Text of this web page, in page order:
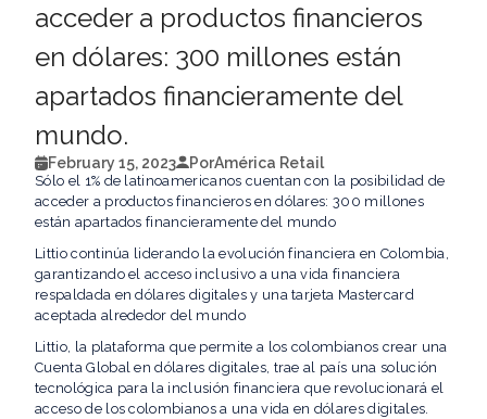
acceder a productos financieros
en dólares: 300 millones están
apartados financieramente del
mundo.
February 15, 2023 PorAmérica Retail
Sólo el 1% de latinoamericanos cuentan con la posibilidad de
acceder a productos financieros en dólares: 300 millones
están apartados financieramente del mundo
Littio continúa liderando la evolución financiera en Colombia,
garantizando el acceso inclusivo a una vida financiera
respaldada en dólares digitales y una tarjeta Mastercard
aceptada alrededor del mundo
Littio, la plataforma que permite a los colombianos crear una
Cuenta Global en dólares digitales, trae al país una solución
tecnológica para la inclusión financiera que revolucionará el
acceso de los colombianos a una vida en dólares digitales.